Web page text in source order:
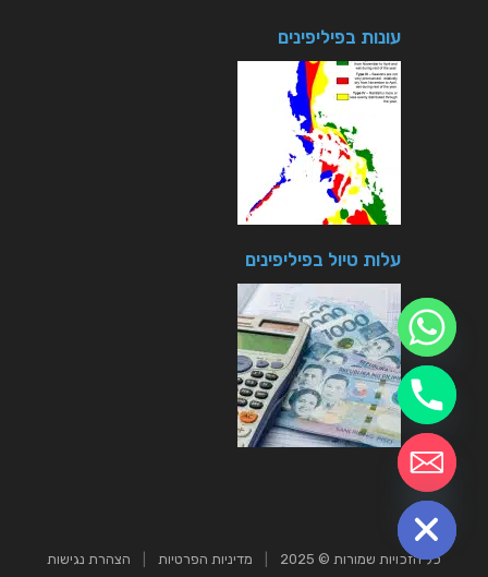
חזרה לטיולים
עונות בפיליפינים
עלות טיול בפיליפינים
כל הזכויות שמורות © 2025 מדיניות הפרטיות הצהרת נגישות
Hide
chaty